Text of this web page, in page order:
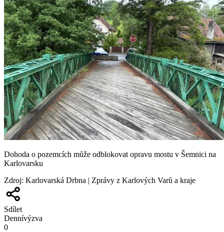
Dohoda o pozemcích může odblokovat opravu mostu v Šemnici na
Karlovarsku
Zdroj: Karlovarská Drbna | Zprávy z Karlových Varů a kraje
Sdílet
Dennívýzva
0